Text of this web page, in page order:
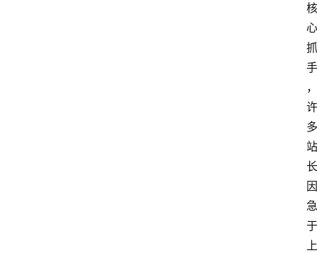
核
心
抓
手
，
许
多
站
长
因
急
于
上